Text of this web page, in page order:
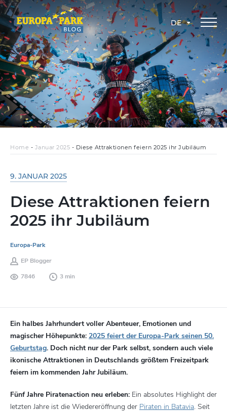
DE
Home - Januar 2025 - Diese Attraktionen feiern 2025 ihr Jubiläum
9. JANUAR 2025
Diese Attraktionen feiern
2025 ihr Jubiläum
Europa-Park
EP Blogger
7846
3 min
Ein halbes Jahrhundert voller Abenteuer, Emotionen und
magischer Höhepunkte: 2025 feiert der Europa-Park seinen 50.
Geburtstag. Doch nicht nur der Park selbst, sondern auch viele
ikonische Attraktionen in Deutschlands größtem Freizeitpark
feiern im kommenden Jahr Jubiläum.
Fünf Jahre Piratenaction neu erleben: Ein absolutes Highlight der
letzten Jahre ist die Wiedereröffnung der Piraten in Batavia. Seit